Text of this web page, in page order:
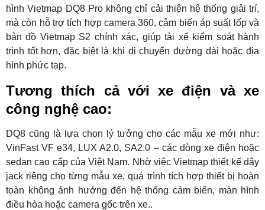
hình Vietmap DQ8 Pro không chỉ cải thiện hệ thống giải trí,
mà còn hỗ trợ tích hợp camera 360, cảm biến áp suất lốp và
bản đồ Vietmap S2 chính xác, giúp tài xế kiểm soát hành
trình tốt hơn, đặc biệt là khi di chuyển đường dài hoặc địa
hình phức tạp.
Tương thích cả với xe điện và xe
công nghệ cao:
DQ8 cũng là lựa chọn lý tưởng cho các mẫu xe mới như:
VinFast VF e34, LUX A2.0, SA2.0 – các dòng xe điện hoặc
sedan cao cấp của Việt Nam. Nhờ việc Vietmap thiết kế dây
jack riêng cho từng mẫu xe, quá trình tích hợp thiết bị hoàn
toàn không ảnh hưởng đến hệ thống cảm biến, màn hình
điều hòa hoặc camera gốc trên xe..